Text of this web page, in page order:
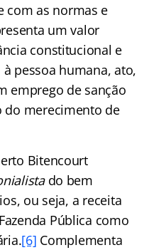
com as normas e
um valor
constitucional e
pessoa humana, ato,
emprego de sanção
do merecimento de
Bitencourt
do bem
ou seja, a receita
Pública como
[6] Complementa